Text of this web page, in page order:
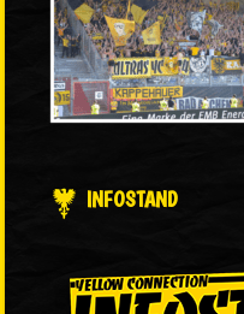
INFOSTAND